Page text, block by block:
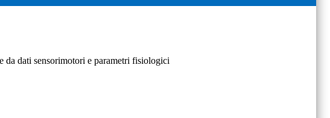
dati sensorimotori e parametri fisiologici